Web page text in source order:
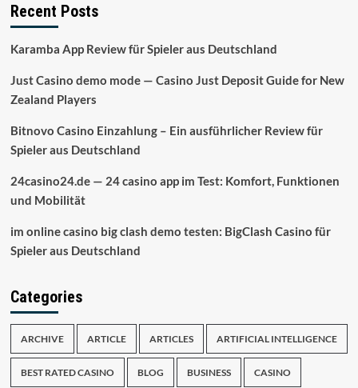
Recent Posts
Karamba App Review für Spieler aus Deutschland
Just Casino demo mode — Casino Just Deposit Guide for New
Zealand Players
Bitnovo Casino Einzahlung – Ein ausführlicher Review für
Spieler aus Deutschland
24casino24.de — 24 casino app im Test: Komfort, Funktionen
und Mobilität
im online casino big clash demo testen: BigClash Casino für
Spieler aus Deutschland
Categories
ARCHIVE ARTICLE ARTICLES ARTIFICIAL INTELLIGENCE
BEST RATED CASINO BLOG BUSINESS CASINO